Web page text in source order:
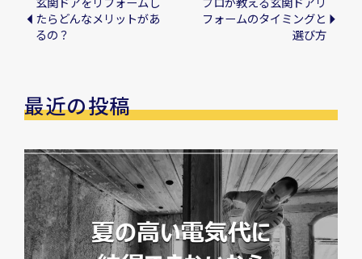
たらどんなメリットがあ
るの？
フォームのタイミングと
選び方
最近の投稿